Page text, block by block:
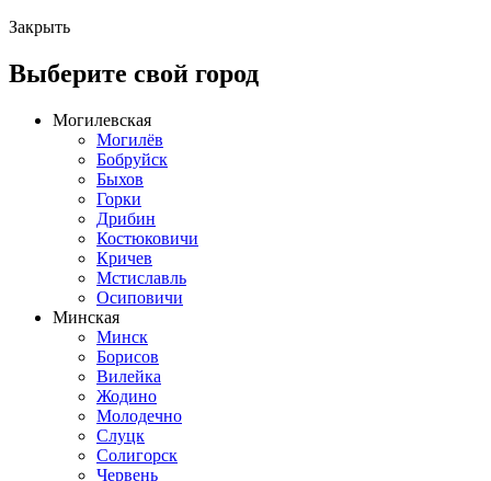
Закрыть
Выберите свой город
Могилевская
Могилёв
Бобруйск
Быхов
Горки
Дрибин
Костюковичи
Кричев
Мстиславль
Осиповичи
Минская
Минск
Борисов
Вилейка
Жодино
Молодечно
Слуцк
Солигорск
Червень